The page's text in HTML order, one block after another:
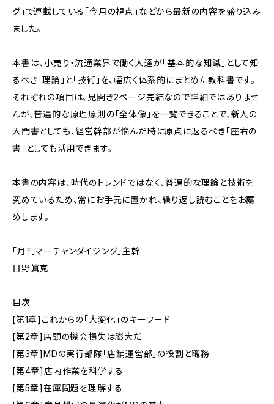
グ」で連載している「今月の視点」などから最新の内容を盛り込み
ました。
本書は、小売り・流通業界で働く人達が「基本的な知識」として知
るべき「理論」と「技術」を、幅広く体系的にまとめた教科書です。
それぞれの項目は、見開き2ページ完結なので詳細ではありませ
んが、普遍的な原理原則の「全体像」を一覧できることで、新人の
入門書としても、経営幹部が悩んだ時に原点に返るべき「座右の
書」としても活用できます。
本書の内容は、時代のトレンドではなく、普遍的な理論と技術を
究めているため、常にお手元に置かれ、繰り返し読むことをお薦
めします。
「月刊マーチャンダイジング」主幹
日野眞克
目次
[第1章]これからの「大変化」のキーワード
[第2章]店頭の機会損失は膨大だ
[第3章]MDの実行部隊「店舗運営部」の役割と職務
[第4章]店内作業を科学する
[第5章]在庫問題を理解する